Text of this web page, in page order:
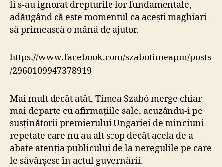
li s-au ignorat drepturile lor fundamentale,
adăugând că este momentul ca acești maghiari
să primească o mână de ajutor.
https://www.facebook.com/szabotimeapm/posts
/2960109947378919
Mai mult decât atât, Tímea Szabó merge chiar
mai departe cu afirmațiile sale, acuzându-i pe
susținătorii premierului Ungariei de minciuni
repetate care nu au alt scop decât acela de a
abate atenția publicului de la neregulile pe care
le săvârșesc în actul guvernării.